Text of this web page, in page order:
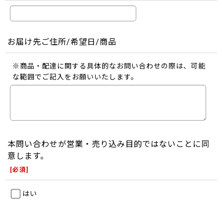
お届け先ご住所/希望日/商品
※商品・配達に関する具体的なお問い合わせの際は、可能
な範囲でご記入をお願いいたします。
本問い合わせが営業・売り込み目的ではないことに同
意します。
[必須]
はい